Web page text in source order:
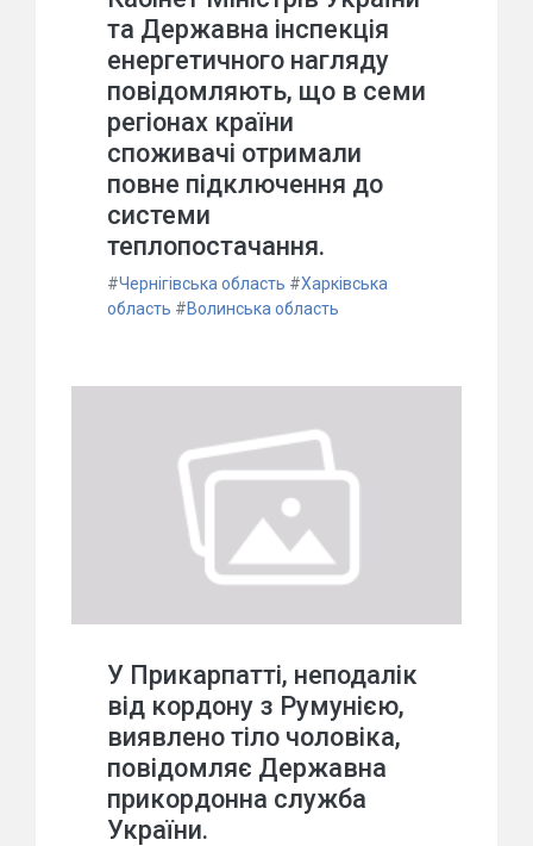
та Державна інспекція
енергетичного нагляду
повідомляють, що в семи
регіонах країни
споживачі отримали
повне підключення до
системи
теплопостачання.
#Чернігівська область #Харківська
область #Волинська область
У Прикарпатті, неподалік
від кордону з Румунією,
виявлено тіло чоловіка,
повідомляє Державна
прикордонна служба
України.